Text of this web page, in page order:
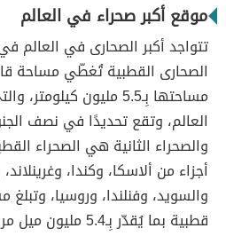
موقع أكبر صحراء في العالم
تتواجد أكبر الصحارى في العالم
الصحارى القطبية تُغطّي مساحة
مساحتها بِـ5.5 مليون
العالم، وتقع تحديدًا في نصف
والصحراء الثانية هي الصحراء
أجزاء من ألاسكا، وكندا،
والسويد، وفنلندا، وروسيا،
قطبية بما يُقدّر بِـ5.4 مليون ميل مربع.